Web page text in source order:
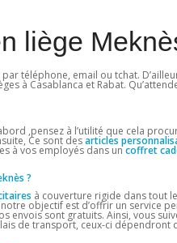
liège
téléphone, email ou tchat.
à Casablanca et Rabat.
,pensez à l’utilité que cela
Ce sont desarticles
à vos employés dans uncoffret
?
à couverture rigide dans tout
objectif est d’offrir un service
sont gratuits. Ainsi, vous
de transport, ceux-ci dépendront